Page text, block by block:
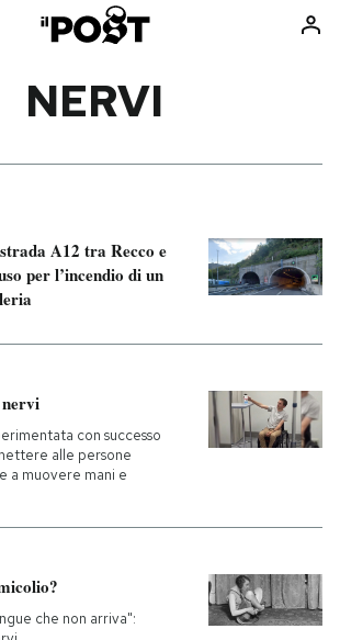
Consumismi
Storie/Idee
Media
Mondiali calcio 2026
NERVI
A12 tra Recco e
per l’incendio di un
con successo
alle persone
a muovere mani e
che non arriva":